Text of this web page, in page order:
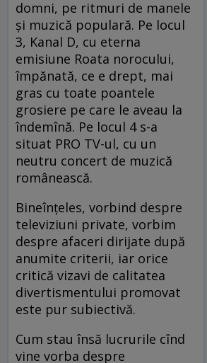
domni, pe ritmuri de manele
și muzică populară. Pe locul
3, Kanal D, cu eterna
emisiune Roata norocului,
împănată, ce e drept, mai
gras cu toate poantele
grosiere pe care le aveau la
îndemînă. Pe locul 4 s-a
situat PRO TV-ul, cu un
neutru concert de muzică
românească.
Bineînțeles, vorbind despre
televiziuni private, vorbim
despre afaceri dirijate după
anumite criterii, iar orice
critică vizavi de calitatea
divertismentului promovat
este pur subiectivă.
Cum stau însă lucrurile cînd
vine vorba despre